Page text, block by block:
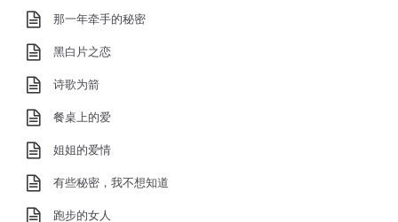
那一年牵手的秘密
黑白片之恋
诗歌为箭
餐桌上的爱
姐姐的爱情
有些秘密，我不想知道
跑步的女人